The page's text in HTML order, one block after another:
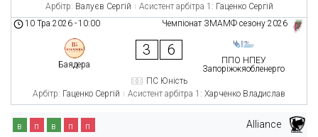
Арбітр: Валуєв Сергій Асистент арбітра 1: Гаценко Сергій
Чемпіонат ЗМАМФ сезону 2026
10 Тра 2026 -10:00
Баядера
3 6
ППО НПЕУ
Запоріжжяобленерго
ПС Юність
Арбітр: Гаценко Сергій Асистент арбітра 1: Харченко Владислав
Alliance
в п в п п